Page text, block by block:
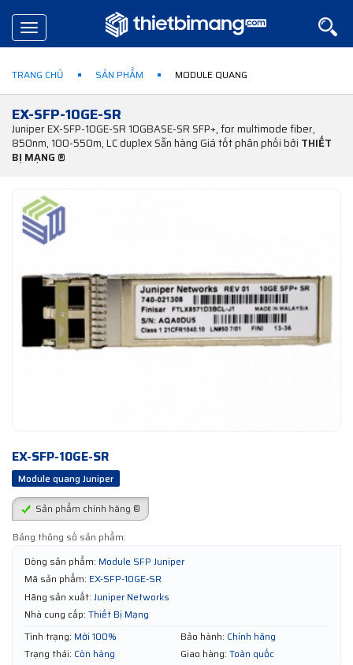
Toggle
navigation
TRANG CHỦ SẢN PHẨM MODULE QUANG
EX-SFP-10GE-SR
Juniper EX-SFP-10GE-SR 10GBASE-SR SFP+, for multimode fiber,
850nm, 100-550m, LC duplex Sẵn hàng Giá tốt phân phối bởi THIẾT
BỊ MẠNG ®
EX-SFP-10GE-SR
Module quang Juniper
Sản phẩm chính hãng ®
Bảng thông số sản phẩm:
Dòng sản phẩm: Module SFP Juniper
Mã sản phẩm: EX-SFP-10GE-SR
Hãng sản xuất: Juniper Networks
Nhà cung cấp: Thiết Bị Mạng
Tình trạng: Mới 100% Bảo hành: Chính hãng
Trạng thái: Còn hàng Giao hàng: Toàn quốc